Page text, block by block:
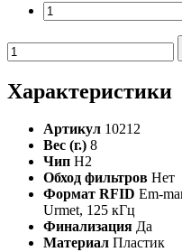
Характеристики
Артикул 10212
Вес (г.) 8
Чип H2
Обход фильтров Нет
Формат RFID Em-
Urmet, 125 кГц
Финализация Да
Материал Пластик